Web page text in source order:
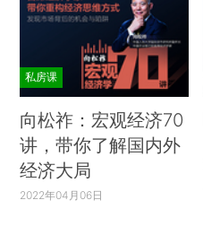
私房课
向松祚：宏观经济70
讲，带你了解国内外
经济大局
2022年04月06日